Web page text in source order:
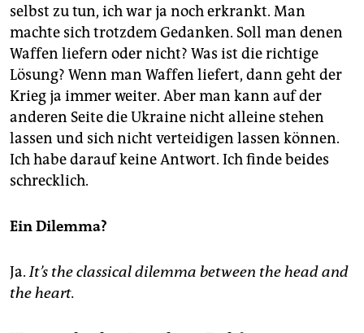
selbst zu tun, ich war ja noch erkrankt. Man
machte sich trotzdem Gedanken. Soll man denen
Waffen liefern oder nicht? Was ist die richtige
Lösung? Wenn man Waffen liefert, dann geht der
Krieg ja immer weiter. Aber man kann auf der
anderen Seite die Ukraine nicht alleine stehen
lassen und sich nicht verteidigen lassen können.
Ich habe darauf keine Antwort. Ich finde beides
schrecklich.
Ein Dilemma?
Ja.It’s the classical dilemma between the head and
the heart.